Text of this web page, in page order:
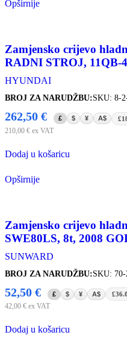
Opširnije
Zamjensko crijevo
RADNI STROJ, 11QB-
HYUNDAI
BROJ ZA NARUDŽBU:SKU: 8-
262,50 € £ $ ¥ A$
210,00 € ex VAT
Dodaj u košaricu
Opširnije
Zamjensko crijevo
SWE80LS, 8t, 2008
SUNWARD
BROJ ZA NARUDŽBU:SKU:
52,50 € £ $ ¥ A$
42,00 € ex VAT
Dodaj u košaricu